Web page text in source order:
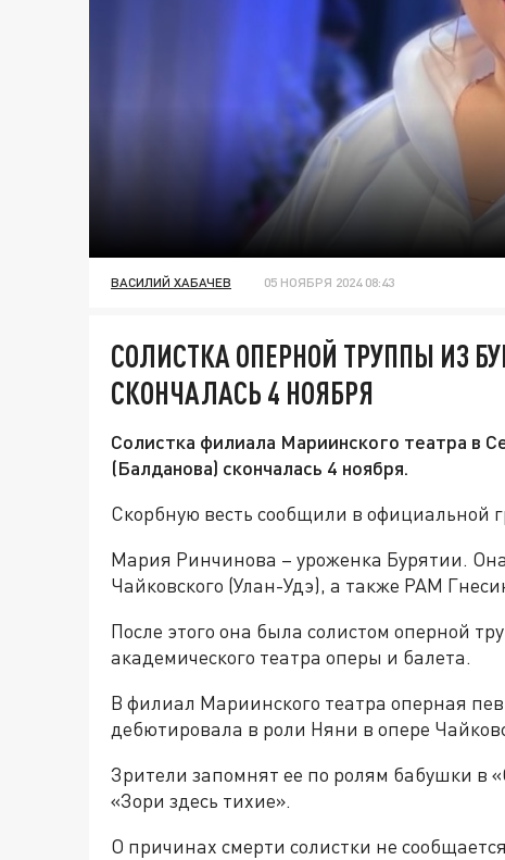
ВАСИЛИЙ ХАБАЧЕВ 05 НОЯБРЯ 2024 08:43
СОЛИСТКА ОПЕРНОЙ ТРУППЫ ИЗ
СКОНЧАЛАСЬ 4 НОЯБРЯ
Солистка филиала Мариинского театра в
(Балданова) скончалась 4 ноября.
Скорбную весть сообщили в официальной
Мария Ринчинова – уроженка Бурятии.
Чайковского (Улан-Удэ), а также РАМ
После этого она была солистом оперной
академического театра оперы и балета.
В филиал Мариинского театра оперная
дебютировала в роли Няни в опере
Зрители запомнят ее по ролям бабушки в
«Зори здесь тихие».
О причинах смерти солистки не